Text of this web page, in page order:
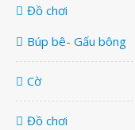
Đồ chơi
Búp bê- Gấu bông
Cờ
Đồ chơi